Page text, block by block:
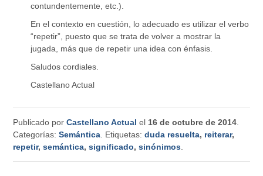
contundentemente, etc.).
En el contexto en cuestión, lo adecuado es utilizar el verbo
“repetir”, puesto que se trata de volver a mostrar la
jugada, más que de repetir una idea con énfasis.
Saludos cordiales.
Castellano Actual
Publicado porCastellano Actual el 16 de octubre de 2014
Categorías:Semántica . Etiquetas:duda resuelta, reiterar,
repetir,semántica,significado,sinónimos